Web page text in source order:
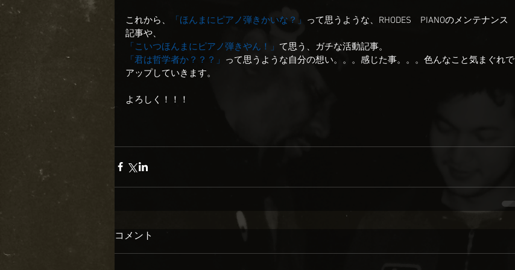
これから、 「ほんまにピアノ弾きかいな？」
って思うような、RHODES　PIANOのメンテナンス
記事や、
「こいつほんまにピアノ弾きやん！」 て思う、ガチな活動記事。
「君は哲学者か？？？」
って思うような自分の想い。。。感じた事。。。色んなこと気まぐれで
アップしていきます。
よろしく！！！
コメント